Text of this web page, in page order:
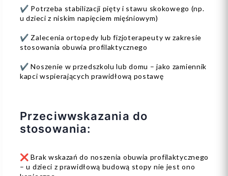
✔️ Potrzeba stabilizacji pięty i stawu skokowego (np.
u dzieci z niskim napięciem mięśniowym)
✔️ Zalecenia ortopedy lub fizjoterapeuty w zakresie
stosowania obuwia profilaktycznego
✔️ Noszenie w przedszkolu lub domu – jako zamiennik
kapci wspierających prawidłową postawę
Przeciwwskazania do
stosowania:
❌ Brak wskazań do noszenia obuwia profilaktycznego
– u dzieci z prawidłową budową stopy nie jest ono